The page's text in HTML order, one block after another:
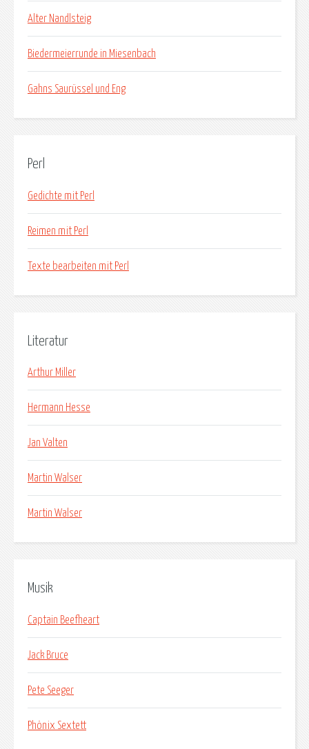
Alter Nandlsteig
Biedermeierrunde in Miesenbach
Gahns Saurüssel und Eng
Perl
Gedichte mit Perl
Reimen mit Perl
Texte bearbeiten mit Perl
Literatur
Arthur Miller
Hermann Hesse
Jan Valten
Martin Walser
Martin Walser
Musik
Captain Beefheart
Jack Bruce
Pete Seeger
Phönix Sextett